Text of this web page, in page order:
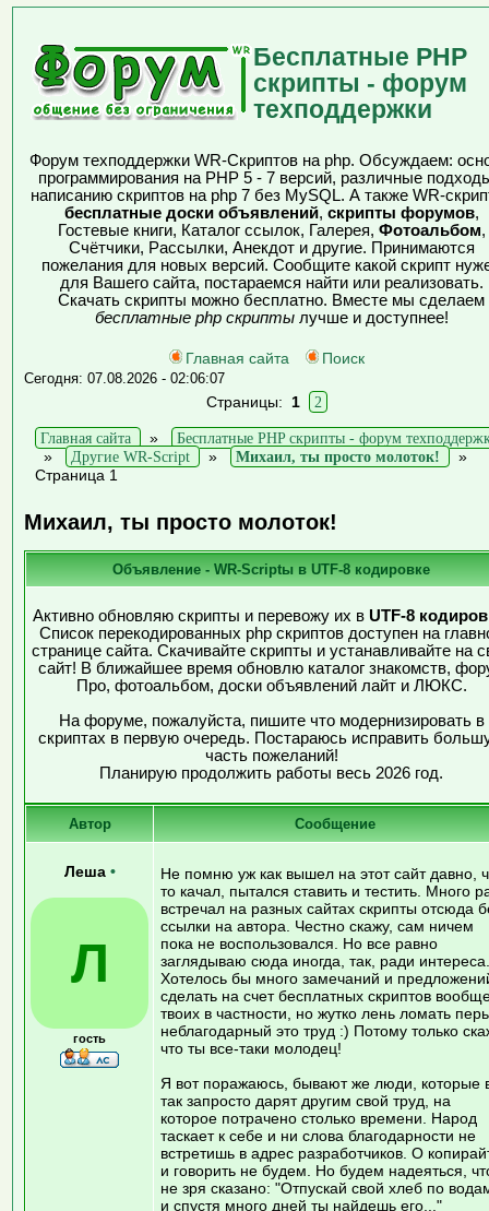
Бесплатные PHP
скрипты - форум
техподдержки
Форум техподдержки WR-Скриптов на php. Обсуждаем:
программирования на PHP 5 - 7 версий, различные
написанию скриптов на php 7 без MySQL. А также WR-
бесплатные доски объявлений, скрипты форумов,
Гостевые книги, Каталог ссылок, Галерея, Фотоальбом,
Счётчики, Рассылки, Анекдот и другие. Принимаются
пожелания для новых версий. Сообщите какой скрипт
для Вашего сайта, постараемся найти или реализовать.
Скачать скрипты можно бесплатно. Вместе мы сделаем
бесплатные php скриптылучше и доступнее!
Главная сайта Поиск
Сегодня: 07.08.2026 - 02:06:07
Страницы: 1 2
Главная сайта »
Бесплатные PHP скрипты - форум
»
Другие WR-Script » Михаил, ты просто молоток!
»
Страница 1
Михаил, ты просто молоток!
Объявление - WR-Scriptы в UTF-8 кодировке
Активно обновляю скрипты и перевожу их в UTF-8
Список перекодированных php скриптов доступен на
странице сайта. Скачивайте скрипты и устанавливайте на
сайт! В ближайшее время обновлю каталог знакомств,
Про, фотоальбом, доски объявлений лайт и ЛЮКС.
На форуме, пожалуйста, пишите что модернизировать в
скриптах в первую очередь. Постараюсь исправить
часть пожеланий!
Планирую продолжить работы весь 2026 год.
Автор Сообщение
Леша •
Л
гость
Не помню уж как вышел на этот сайт давно,
то качал, пытался ставить и тестить. Много
встречал на разных сайтах скрипты отсюда
ссылки на автора. Честно скажу, сам ничем
пока не воспользовался. Но все равно
заглядываю сюда иногда, так, ради интереса.
Хотелось бы много замечаний и
сделать на счет бесплатных скриптов
твоих в частности, но жутко лень ломать
неблагодарный это труд :) Потому только
что ты все-таки молодец!
Я вот поражаюсь, бывают же люди, которые
так запросто дарят другим свой труд, на
которое потрачено столько времени. Народ
таскает к себе и ни слова благодарности не
встретишь в адрес разработчиков. О
и говорить не будем. Но будем надеяться,
не зря сказано: "Отпускай свой хлеб по
и спустя много дней ты найдешь его..."